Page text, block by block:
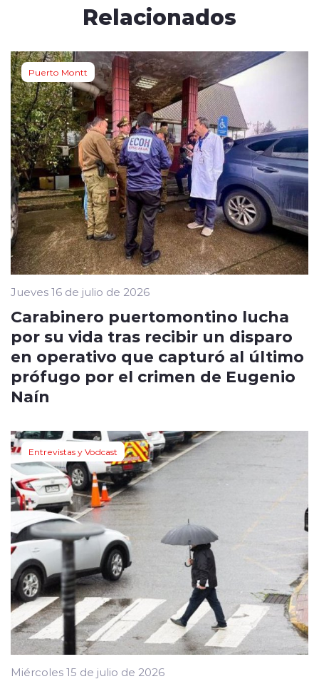
Relacionados
Puerto Montt
Jueves 16 de julio de 2026
Carabinero puertomontino lucha
por su vida tras recibir un disparo
en operativo que capturó al último
prófugo por el crimen de Eugenio
Naín
Entrevistas y Vodcast
Miércoles 15 de julio de 2026